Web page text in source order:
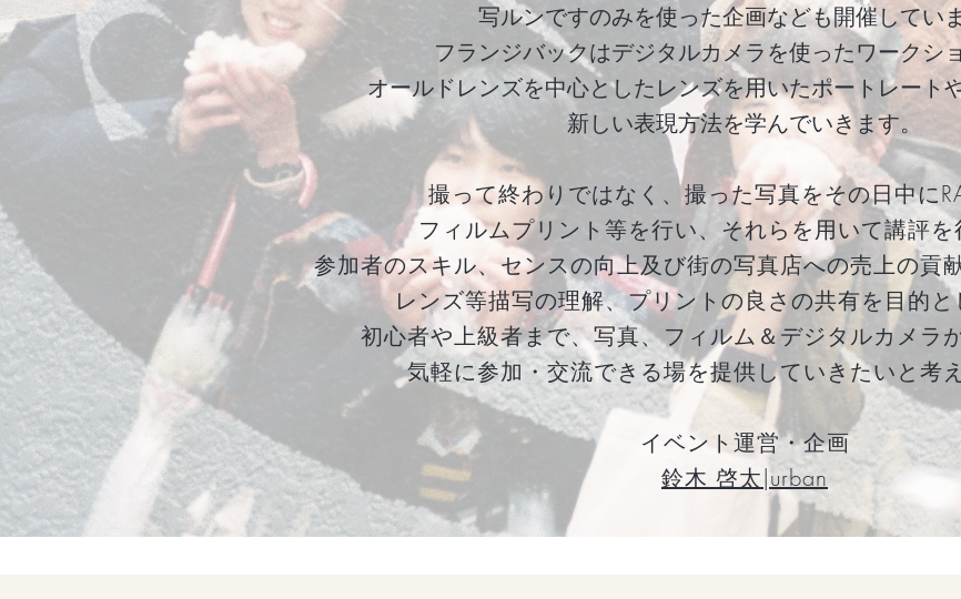
写ルンですのみを使った企画なども開催してい
フランジバックはデジタルカメラを使ったワークシ
オールドレンズを中心としたレンズを用いたポートレート
新しい表現方法を学んでいきます。
撮って終わりではなく、撮った写真をその日中に
フィルムプリント等を行い、 それらを用いて講評
参加者のスキル、センスの向上及び街の写真店への売上の貢
レンズ等描写の理解、プリントの良さの共有を目的
初心者や上級者まで、写真、フィルム＆デジタルカメラ
気軽に参加・交流できる場を提供していきたいと考
イベント運営・企画
​鈴木 啓太|urban